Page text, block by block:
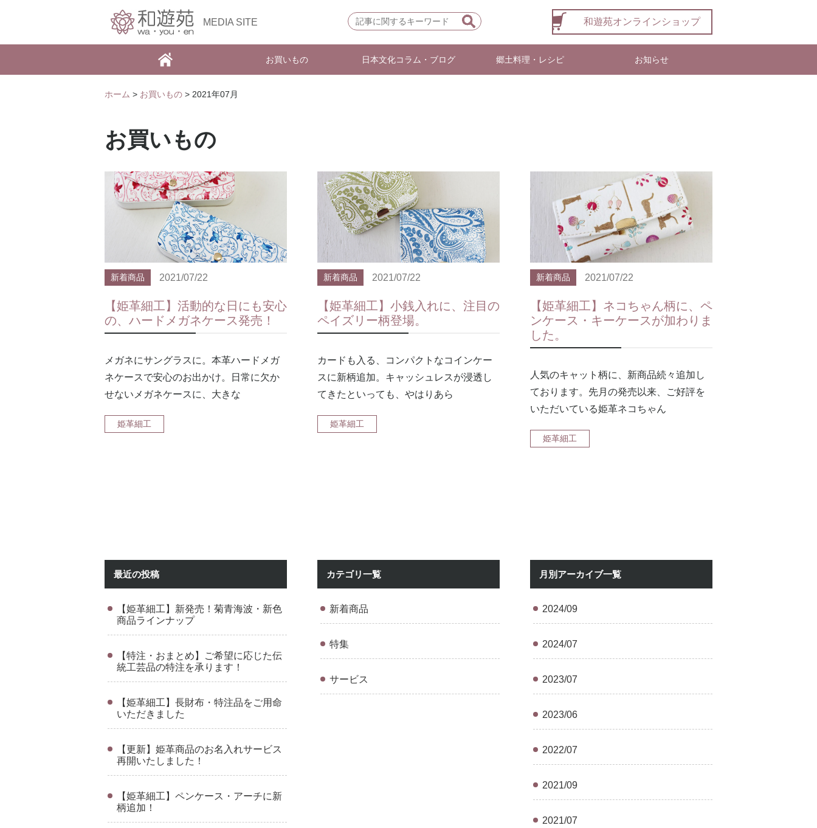
MEDIA SITE 和遊苑オンラインショップ
お買いもの 日本文化コラム・ブログ 郷土料理・レシピ お知らせ
ホーム > お買いもの > 2021年07月
お買いもの
新着商品 2021/07/22
【姫革細工】活動的な日にも安心
の、ハードメガネケース発売！
メガネにサングラスに。本革ハードメガ
ネケースで安心のお出かけ。日常に欠か
せないメガネケースに、大きな
姫革細工
新着商品 2021/07/22
【姫革細工】小銭入れに、注目の
ペイズリー柄登場。
カードも入る、コンパクトなコインケー
スに新柄追加。キャッシュレスが浸透し
てきたといっても、やはりあら
姫革細工
新着商品 2021/07/22
【姫革細工】ネコちゃん柄に、ペ
ンケース・キーケースが加わりま
した。
人気のキャット柄に、新商品続々追加し
ております。先月の発売以来、ご好評を
いただいている姫革ネコちゃん
姫革細工
最近の投稿
【姫革細工】新発売！菊青海波・新色
商品ラインナップ
【特注・おまとめ】ご希望に応じた伝
統工芸品の特注を承ります！
【姫革細工】長財布・特注品をご用命
いただきました
【更新】姫革商品のお名入れサービス
再開いたしました！
【姫革細工】ペンケース・アーチに新
柄追加！
カテゴリ一覧
新着商品
特集
サービス
月別アーカイブ一覧
2024/09
2024/07
2023/07
2023/06
2022/07
2021/09
2021/07